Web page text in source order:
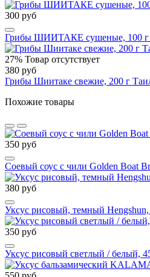
300 руб
Грибы ШИИТАКЕ сушеные, 100 г
27% Товар отсутствует
380 руб
Грибы Шиитаке свежие, 200 г
Похожие товары
350 руб
Соевый соус с чили Golden Boat
380 руб
Уксус рисовый, темный
350 руб
Уксус рисовый светлый / белый,